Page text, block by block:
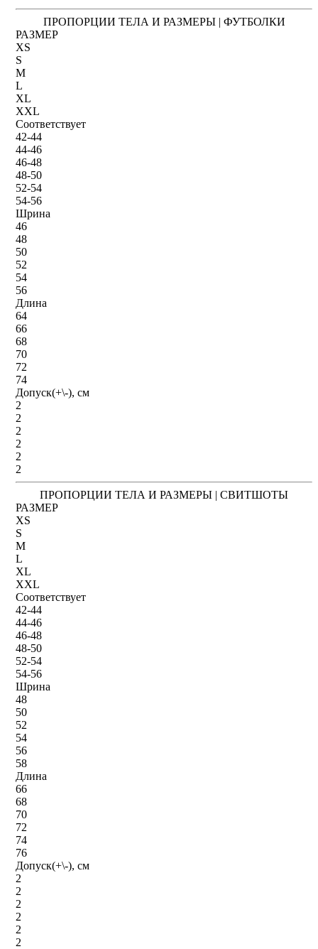
ПРОПОРЦИИ ТЕЛА И РАЗМЕРЫ | ФУТБОЛКИ
РАЗМЕР
XS
S
M
L
XL
XXL
Соответствует
42-44
44-46
46-48
48-50
52-54
54-56
Шрина
46
48
50
52
54
56
Длина
64
66
68
70
72
74
Допуск(+\-), см
2
2
2
2
2
2
ПРОПОРЦИИ ТЕЛА И РАЗМЕРЫ | СВИТШОТЫ
РАЗМЕР
XS
S
M
L
XL
XXL
Соответствует
42-44
44-46
46-48
48-50
52-54
54-56
Шрина
48
50
52
54
56
58
Длина
66
68
70
72
74
76
Допуск(+\-), см
2
2
2
2
2
2